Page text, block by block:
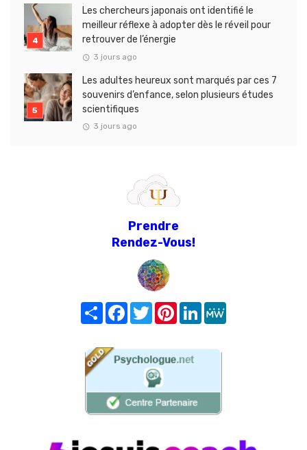
Les chercheurs japonais ont identifié le
meilleur réflexe à adopter dès le réveil pour
retrouver de l’énergie
3 jours ago
Les adultes heureux sont marqués par ces 7
souvenirs d’enfance, selon plusieurs études
scientifiques
3 jours ago
Prendre
Rendez-Vous!
Share FacebookTwitterPinterest
LinkedIn